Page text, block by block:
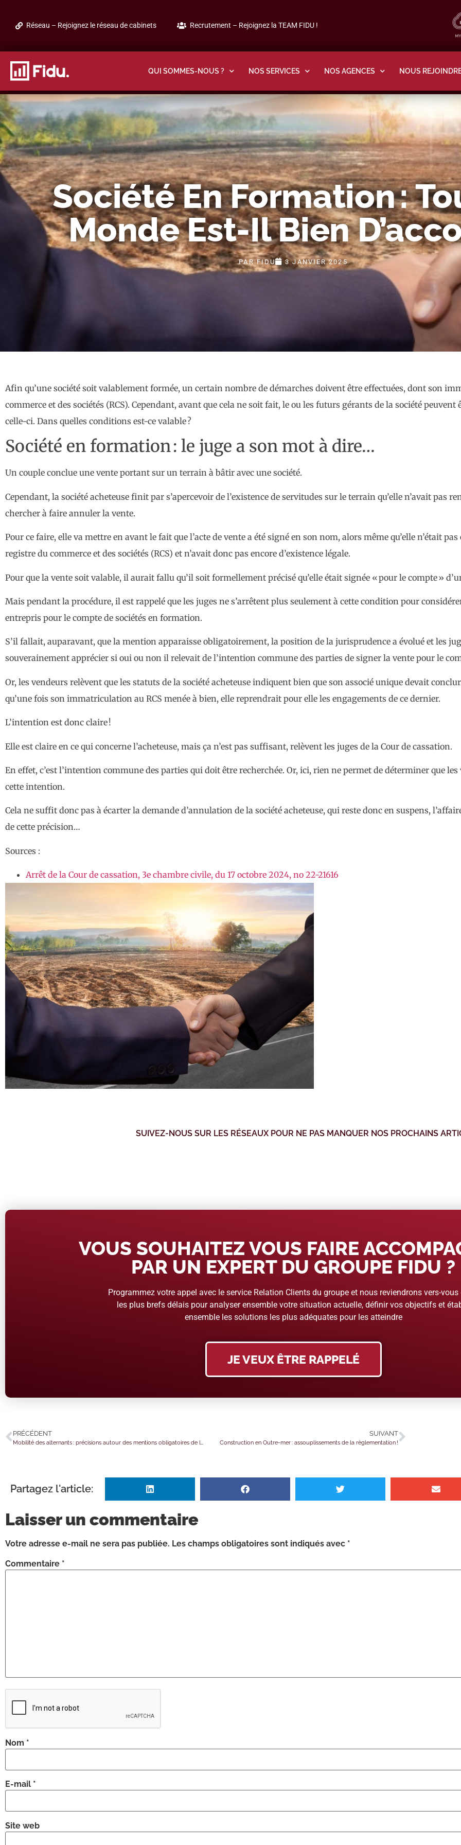
Réseau – Rejoignez le réseau de cabinets Recrutement – Rejoignez la TEAM FIDU !
QUI SOMMES-NOUS ? NOS SERVICES NOS AGENCES NOUS
Société En Formation :
Monde Est-Il Bien
PARFIDU 3 JANVIER 2025
Afin qu’une société soit valablement formée, un certain nombre de démarches doivent être effectuées, dont son
commerce et des sociétés (RCS). Cependant, avant que cela ne soit fait, le ou les futurs gérants de la société
celle-ci. Dans quelles conditions est-ce valable ?
Société en formation : le juge a son mot à dire…
Un couple conclue une vente portant sur un terrain à bâtir avec une société.
Cependant, la société acheteuse finit par s’apercevoir de l’existence de servitudes sur le terrain qu’elle n’avait pas
chercher à faire annuler la vente.
Pour ce faire, elle va mettre en avant le fait que l’acte de vente a été signé en son nom, alors même qu’elle n’était
registre du commerce et des sociétés (RCS) et n’avait donc pas encore d’existence légale.
Pour que la vente soit valable, il aurait fallu qu’il soit formellement précisé qu’elle était signée « pour le compte »
Mais pendant la procédure, il est rappelé que les juges ne s’arrêtent plus seulement à cette condition pour
entrepris pour le compte de sociétés en formation.
S’il fallait, auparavant, que la mention apparaisse obligatoirement, la position de la jurisprudence a évolué et les
souverainement apprécier si oui ou non il relevait de l’intention commune des parties de signer la vente pour le
Or, les vendeurs relèvent que les statuts de la société acheteuse indiquent bien que son associé unique devait
qu’une fois son immatriculation au RCS menée à bien, elle reprendrait pour elle les engagements de ce dernier.
L’intention est donc claire !
Elle est claire en ce qui concerne l’acheteuse, mais ça n’est pas suffisant, relèvent les juges de la Cour de cassation.
En effet, c’est l’intention commune des parties qui doit être recherchée. Or, ici, rien ne permet de déterminer que
cette intention.
Cela ne suffit donc pas à écarter la demande d’annulation de la société acheteuse, qui reste donc en suspens,
de cette précision…
Sources :
Arrêt de la Cour de cassation, 3e chambre civile, du 17 octobre 2024, no 22-21616
SUIVEZ-NOUS SUR LES RÉSEAUX POUR NE PAS MANQUER NOS PROCHAINS
VOUS SOUHAITEZ VOUS FAIRE
PAR UN EXPERT DU GROUPE FIDU ?
Programmez votre appel avec le service Relation Clients du groupe et nous reviendrons vers-vous
les plus brefs délais pour analyser ensemble votre situation actuelle, définir vos objectifs et
ensemble les solutions les plus adéquates pour les atteindre
JE VEUX ÊTRE RAPPELÉ
PRÉCÉDENT
Mobilité des alternants : précisions autour des mentions obligatoires de la convention
SUIVANT
Construction en Outre-mer : assouplissements de la règlementation !
Partagez l'article:
Laisser un commentaire
Votre adresse e-mail ne sera pas publiée. Les champs obligatoires sont indiqués avec *
Commentaire *
Nom *
E-mail *
Site web